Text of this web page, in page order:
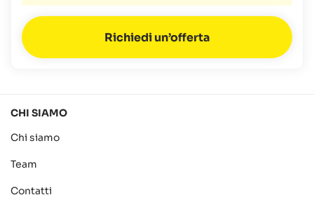
CHI SIAMO
Chi siamo
Team
Contatti